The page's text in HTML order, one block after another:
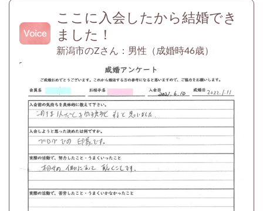
ここに入会したから結婚でき
ました！
新潟市のZさん：男性（成婚時46歳）